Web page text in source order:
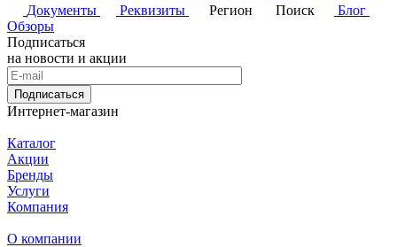
Документы
Реквизиты Регион Поиск
Блог
Обзоры
Подписаться
на новости и акции
Подписаться
Интернет-магазин
Каталог
Акции
Бренды
Услуги
Компания
О компании